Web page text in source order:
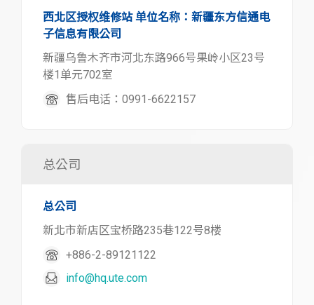
西北区授权维修站 单位名称：新疆东方信通电
子信息有限公司
新疆乌鲁木齐市河北东路966号果岭小区23号
楼1单元702室
售后电话：0991-6622157
总公司
总公司
新北市新店区宝桥路235巷122号8楼
+886-2-89121122
info@hq.ute.com